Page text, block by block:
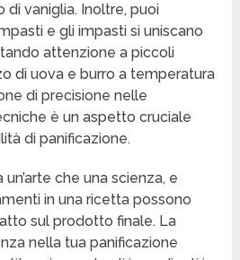
di vaniglia. Inoltre, puoi
e gli impasti si uniscano
attenzione a piccoli
di uova e burro a temperatura
di precisione nelle
è un aspetto cruciale
di panificazione.
che una scienza, e
in una ricetta possono
sul prodotto finale. La
nella tua panificazione